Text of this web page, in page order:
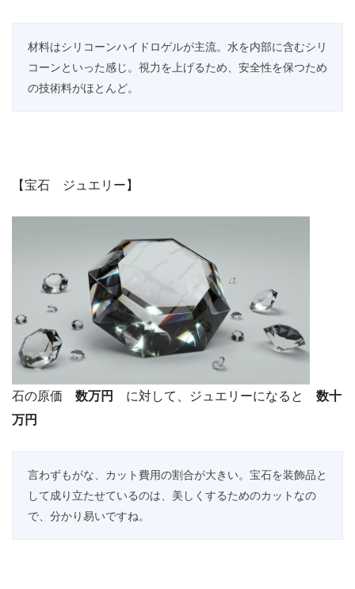
材料はシリコーンハイドロゲルが主流。水を内部に含むシリ
コーンといった感じ。視力を上げるため、安全性を保つため
の技術料がほとんど。
【宝石 ジュエリー】
石の原価 数万円 に対して、ジュエリーになると 数十
万円
言わずもがな、カット費用の割合が大きい。宝石を装飾品と
して成り立たせているのは、美しくするためのカットなの
で、分かり易いですね。